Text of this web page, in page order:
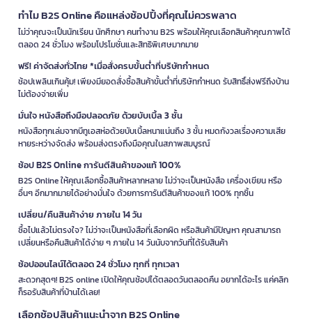
ทำไม B2S Online คือแหล่งช้อปปิ้งที่คุณไม่ควรพลาด
ไม่ว่าคุณจะเป็นนักเรียน นักศึกษา คนทำงาน B2S พร้อมให้คุณเลือกสินค้าคุณภาพได้
ตลอด 24 ชั่วโมง พร้อมโปรโมชั่นและสิทธิพิเศษมากมาย
ฟรี! ค่าจัดส่งทั่วไทย *เมื่อสั่งครบขั้นต่ำที่บริษัทกำหนด
ช้อปเพลินเกินคุ้ม! เพียงมียอดสั่งซื้อสินค้าขั้นต่ำที่บริษัทกำหนด รับสิทธิ์ส่งฟรีถึงบ้าน
ไม่ต้องจ่ายเพิ่ม
มั่นใจ หนังสือถึงมือปลอดภัย ด้วยบับเบิ้ล 3 ชั้น
หนังสือทุกเล่มจากบีทูเอสห่อด้วยบับเบิ้ลหนาแน่นถึง 3 ชั้น หมดกังวลเรื่องความเสีย
หายระหว่างจัดส่ง พร้อมส่งตรงถึงมือคุณในสภาพสมบูรณ์
ช้อป B2S Online การันตีสินค้าของแท้ 100%
B2S Online ให้คุณเลือกซื้อสินค้าหลากหลาย ไม่ว่าจะเป็นหนังสือ เครื่องเขียน หรือ
อื่นๆ อีกมากมายได้อย่างมั่นใจ ด้วยการการันตีสินค้าของแท้ 100% ทุกชิ้น
เปลี่ยน/คืนสินค้าง่าย ภายใน 14 วัน
ซื้อไปแล้วไม่ตรงใจ? ไม่ว่าจะเป็นหนังสือที่เลือกผิด หรือสินค้ามีปัญหา คุณสามารถ
เปลี่ยนหรือคืนสินค้าได้ง่าย ๆ ภายใน 14 วันนับจากวันที่ได้รับสินค้า
ช้อปออนไลน์ได้ตลอด 24 ชั่วโมง ทุกที่ ทุกเวลา
สะดวกสุดๆ! B2S online เปิดให้คุณช้อปได้ตลอดวันตลอดคืน อยากได้อะไร แค่คลิก
ก็รอรับสินค้าที่บ้านได้เลย!
เลือกช้อปสินค้าแนะนำจาก B2S Online